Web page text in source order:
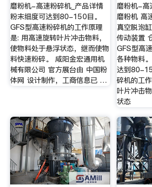
磨粉机-高速粉碎机_产品详情
粉末细度可达到80-150目。
GFS型高速粉碎机的工作原理
是: 用高速旋转叶片冲击物料，
使物料处于悬浮状态，继而使物
料快速粉碎。 咸阳金宏通用机
械有限公司 官方展台由 中国粉
体网 设计制作，工商信息已 …
磨粉机-高
磨粉机 高
真空脱泡
传动装置
GFS型高
各种物料
达到80-
碎机的工
叶片冲击
状态